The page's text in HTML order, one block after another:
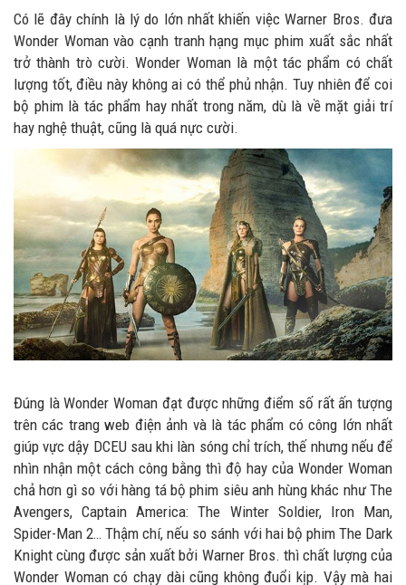
Có lẽ đây chính là lý do lớn nhất khiến việc Warner Bros. đưa
Wonder Woman vào cạnh tranh hạng mục phim xuất sắc nhất
trở thành trò cười. Wonder Woman là một tác phẩm có chất
lượng tốt, điều này không ai có thể phủ nhận. Tuy nhiên để coi
bộ phim là tác phẩm hay nhất trong năm, dù là về mặt giải trí
hay nghệ thuật, cũng là quá nực cười.
Đúng là Wonder Woman đạt được những điểm số rất ấn tượng
trên các trang web điện ảnh và là tác phẩm có công lớn nhất
giúp vực dậy DCEU sau khi làn sóng chỉ trích, thế nhưng nếu để
nhìn nhận một cách công bằng thì độ hay của Wonder Woman
chả hơn gì so với hàng tá bộ phim siêu anh hùng khác như The
Avengers, Captain America: The Winter Soldier, Iron Man,
Spider-Man 2… Thậm chí, nếu so sánh với hai bộ phim The Dark
Knight cùng được sản xuất bởi Warner Bros. thì chất lượng của
Wonder Woman có chạy dài cũng không đuổi kịp. Vậy mà hai